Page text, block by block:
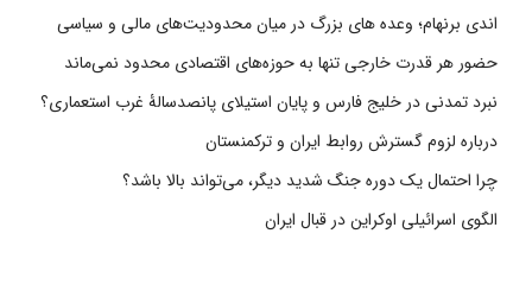
اندی برنهام؛ وعده های بزرگ در میان محدودیت‌های مالی و سیاسی
حضور هر قدرت خارجی تنها به حوزه‌های اقتصادی محدود نمی‌ماند
نبرد تمدنی در خلیج فارس و پایان استیلای پانصدسالۀ غرب استعماری؟
درباره لزوم گسترش روابط ایران و ترکمنستان
چرا احتمال یک دوره جنگ شدید دیگر، می‌تواند بالا باشد؟
الگوی اسرائیلی اوکراین در قبال ایران